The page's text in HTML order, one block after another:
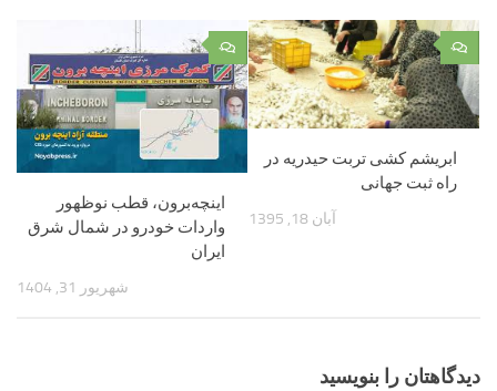
۰
اینچه‌برون، قطب نوظهور
واردات خودرو در شمال شرق
ایران
شهریور 31, 1404
۰
ابریشم کشی تربت حیدریه در
راه ثبت جهانی
آبان 18, 1395
دیدگاهتان را بنویسید